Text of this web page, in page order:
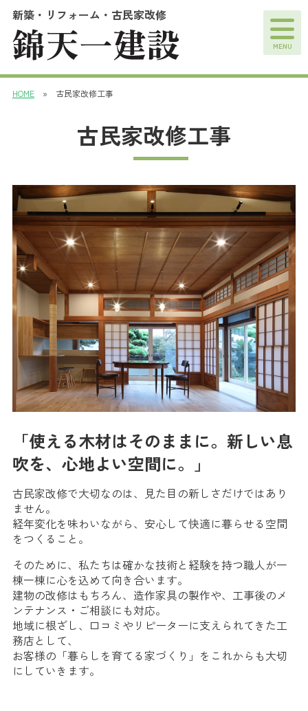
新築・リフォーム・古民家改修
MENU
HOME» 古民家改修工事
古民家改修工事
「使える木材はそのままに。新しい息
吹を、心地よい空間に。」
古民家改修で大切なのは、見た目の新しさだけではあり
ません。
経年変化を味わいながら、安心して快適に暮らせる空間
をつくること。
そのために、私たちは確かな技術と経験を持つ職人が一
棟一棟に心を込めて向き合います。
建物の改修はもちろん、造作家具の製作や、工事後のメ
ンテナンス・ご相談にも対応。
地域に根ざし、口コミやリピーターに支えられてきた工
務店として、
お客様の「暮らしを育てる家づくり」をこれからも大切
にしていきます。